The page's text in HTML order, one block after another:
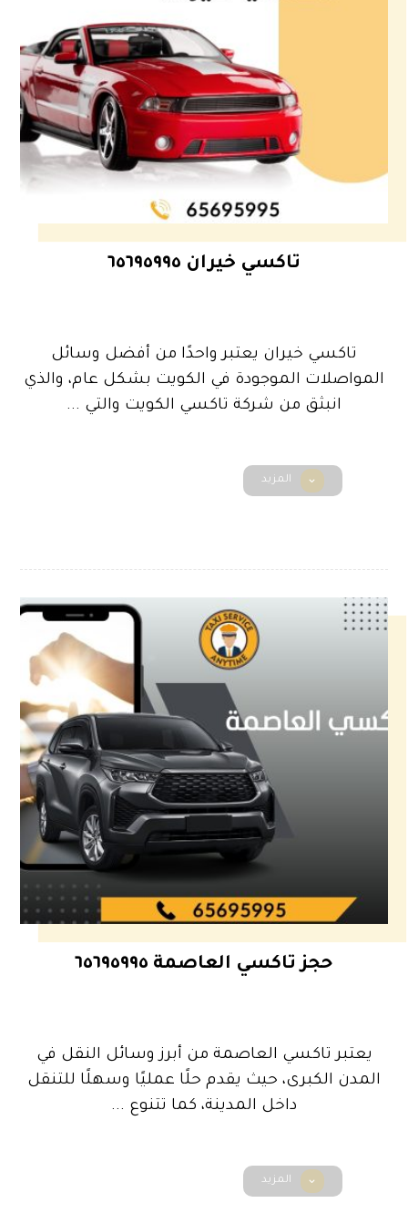
تاكسي خيران ٦٥٦٩٥٩٩٥
تاكسي خيران يعتبر واحدًا من أفضل وسائل
المواصلات الموجودة في الكويت بشكل عام، والذي
انبثق من شركة تاكسي الكويت والتي ...
المزيد
حجز تاكسي العاصمة ٦٥٦٩٥٩٩٥
يعتبر تاكسي العاصمة من أبرز وسائل النقل في
المدن الكبرى، حيث يقدم حلًا عمليًا وسهلًا للتنقل
داخل المدينة، كما تتنوع ...
المزيد